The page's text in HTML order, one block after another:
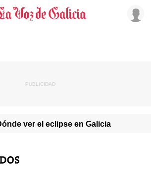
ver el eclipse en Galicia